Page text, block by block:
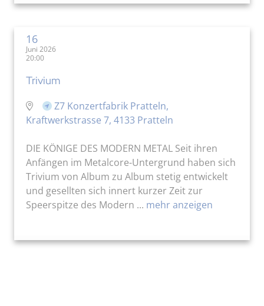
16
Juni 2026
20:00
Trivium
Z7 Konzertfabrik Pratteln,
Kraftwerkstrasse 7, 4133 Pratteln
DIE KÖNIGE DES MODERN METAL Seit ihren
Anfängen im Metalcore-Untergrund haben sich
Trivium von Album zu Album stetig entwickelt
und gesellten sich innert kurzer Zeit zur
Speerspitze des Modern ... mehr anzeigen